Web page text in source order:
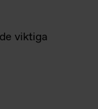
viktiga